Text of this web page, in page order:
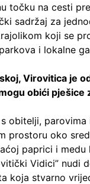
točku na cesti
sadržaj za
koji se
i lokalne
Virovitica je
obići pješice
obitelji, parovima
prostoru oko
paprici i
Vidici” nudi
koja stvarno